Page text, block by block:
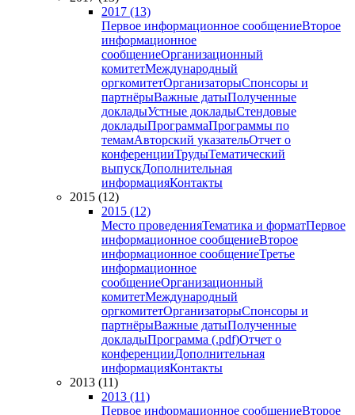
2017 (13)
Первое информационное сообщениеВторое
информационное
сообщениеОрганизационный
комитетМеждународный
оргкомитетОрганизаторыСпонсоры и
партнёрыВажные датыПолученные
докладыУстные докладыСтендовые
докладыПрограммаПрограммы по
темамАвторский указательОтчет о
конференцииТрудыТематический
выпускДополнительная
информацияКонтакты
2015 (12)
2015 (12)
Место проведенияТематика и форматПервое
информационное сообщениеВторое
информационное сообщениеТретье
информационное
сообщениеОрганизационный
комитетМеждународный
оргкомитетОрганизаторыСпонсоры и
партнёрыВажные датыПолученные
докладыПрограмма (.pdf)Отчет о
конференцииДополнительная
информацияКонтакты
2013 (11)
2013 (11)
Первое информационное сообщениеВторое